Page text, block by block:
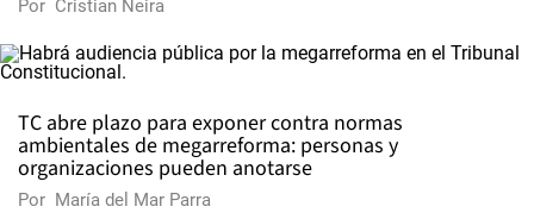
Por Cristian Neira
TC abre plazo para exponer contra normas
ambientales de megarreforma: personas y
organizaciones pueden anotarse
Por María del Mar Parra